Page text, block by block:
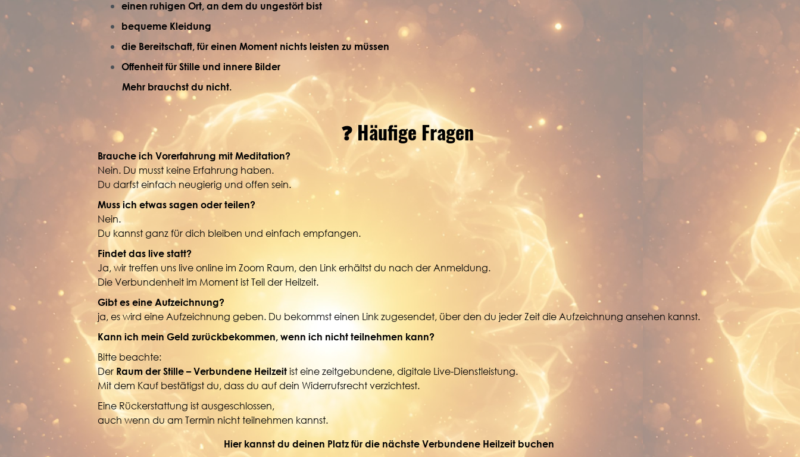
einen ruhigen Ort, an dem du ungestört bist
bequeme Kleidung
die Bereitschaft, für einen Moment nichts leisten zu müssen
Offenheit für Stille und innere Bilder
Mehr brauchst du nicht.
❓ Häufige Fragen
Brauche ich Vorerfahrung mit Meditation?
Nein. Du musst keine Erfahrung haben.
Du darfst einfach neugierig und offen sein.
Muss ich etwas sagen oder teilen?
Nein.
Du kannst ganz für dich bleiben und einfach empfangen.
Findet das live statt?
Ja, wir treffen uns live online im Zoom Raum, den Link erhältst du nach der Anmeldung.
Die Verbundenheit im Moment ist Teil der Heilzeit.
Gibt es eine Aufzeichnung?
ja, es wird eine Aufzeichnung geben. Du bekommst einen Link zugesendet, über den du jeder Zeit die Aufzeichnung ansehen kannst.
Kann ich mein Geld zurückbekommen, wenn ich nicht teilnehmen kann?
Bitte beachte:
Der Raum der Stille – Verbundene Heilzeitist eine zeitgebundene, digitale Live-Dienstleistung.
Mit dem Kauf bestätigst du, dass du auf dein Widerrufsrecht verzichtest.
Eine Rückerstattung ist ausgeschlossen,
auch wenn du am Termin nicht teilnehmen kannst.
Hier kannst du deinen Platz für die nächste Verbundene Heilzeit buchen